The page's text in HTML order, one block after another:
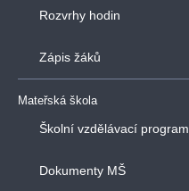
Rozvrhy hodin
Zápis žáků
Mateřská škola
Školní vzdělávací program
Dokumenty MŠ